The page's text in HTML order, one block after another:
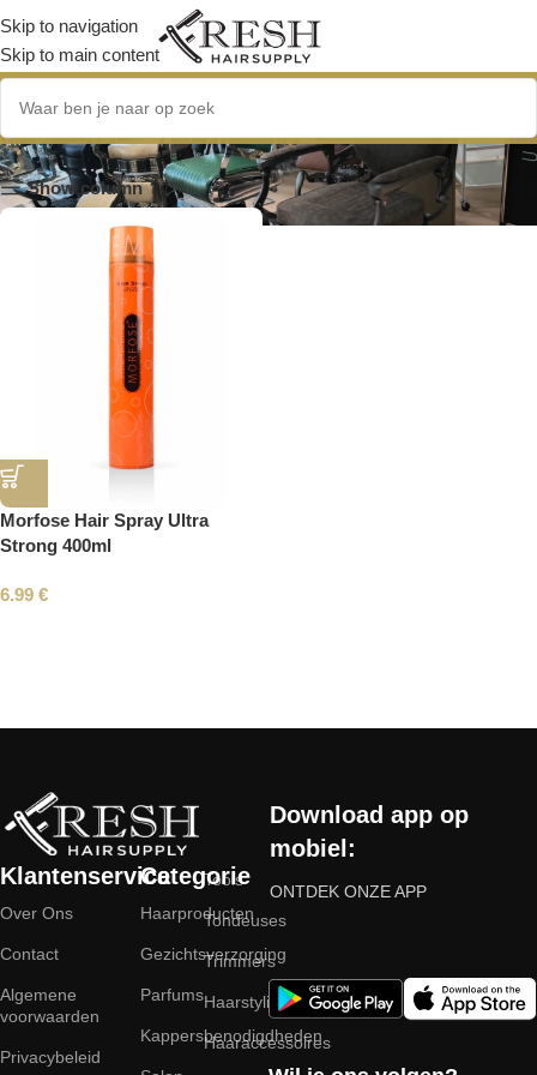
Skip to navigation
Skip to main content
sterke haarlak
Show column
Morfose Hair Spray Ultra
Strong 400ml
6.99 €
Klantenservice
Over Ons
Contact
Algemene
voorwaarden
Privacybeleid
Categorie
Haarproducten
Gezichtsverzorging
Parfums
Kappersbenodigdheden
Tools
Tondeuses
Trimmers
Haarstyling
Haaraccessoires
Download app op
mobiel:
ONTDEK ONZE APP